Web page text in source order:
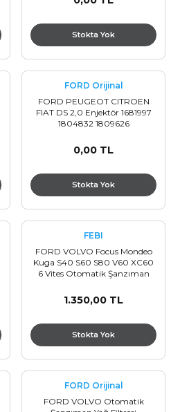
Stokta Yok
FORD Orijinal
FORD PEUGEOT CITROEN
FIAT DS 2,0 Enjektör 1681997
1804832 1809626
9M5Q9F595BB 1608902180
1980.L3 71795042 9686191080
0,00 TL
Stokta Yok
FEBI
FORD VOLVO Focus Mondeo
Kuga S40 S60 S80 V60 XC60
6 Vites Otomatik Şanzıman
1.350,00 TL
Stokta Yok
FORD Orijinal
FORD VOLVO Otomatik